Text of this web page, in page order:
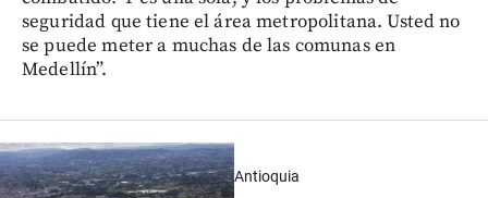
seguridad que tiene el área metropolitana. Usted no
se puede meter a muchas de las comunas en
Medellín”.
Antioquia